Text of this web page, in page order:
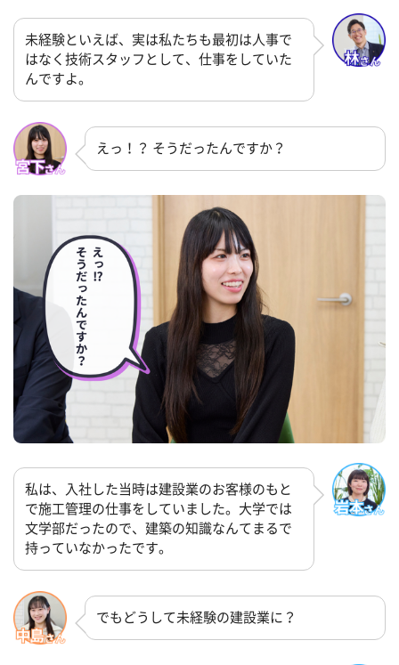
未経験といえば、実は私たちも最初は人事で
はなく技術スタッフとして、仕事をしていた
んですよ。
えっ！？ そうだったんですか？
私は、入社した当時は建設業のお客様のもと
で施工管理の仕事をしていました。大学では
文学部だったので、建築の知識なんてまるで
持っていなかったです。
でもどうして未経験の建設業に？